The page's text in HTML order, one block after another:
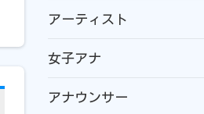
アーティスト
女子アナ
アナウンサー